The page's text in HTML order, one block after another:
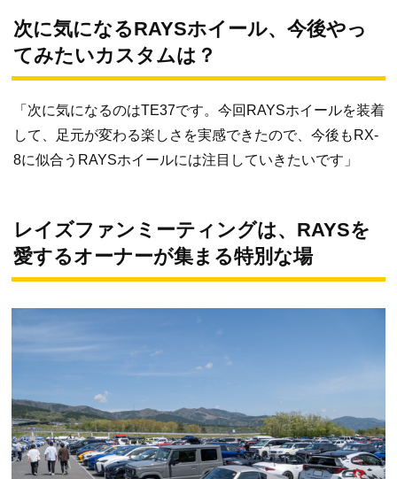
次に気になるRAYSホイール、今後やっ
てみたいカスタムは？
「次に気になるのはTE37です。今回RAYSホイールを装着
して、足元が変わる楽しさを実感できたので、今後もRX-
8に似合うRAYSホイールには注目していきたいです」
レイズファンミーティングは、RAYSを
愛するオーナーが集まる特別な場